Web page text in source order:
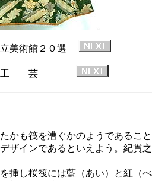
美術館２０選
芸
も筏を漕ぐかのようであるこ
ザインであるといえよう。紀
し桜筏には藍（あい）と紅（